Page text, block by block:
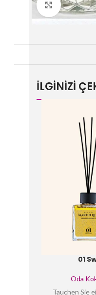
Büyütmek
İLGİNİZİ
01
Oda
Tauchen Sie